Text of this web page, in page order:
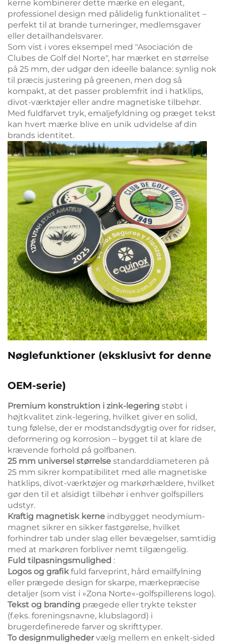
kerne kombinerer dette mærke en elegant,
professionel design med pålidelig funktionalitet –
perfekt til at brande turneringer, medlemsgaver
eller detailhandelsvarer.
Som vist i vores eksempel med "Asociación de
Clubes de Golf del Norte", har mærket en størrelse
på 25 mm, der udgør den ideelle balance: synlig nok
til præcis justering på greenen, men dog så
kompakt, at det passer problemfrit ind i hatklips,
divot-værktøjer eller andre magnetiske tilbehør.
Med fuldfarvet tryk, emaljefyldning og præget tekst
kan hvert mærke blive en unik udvidelse af din
brands identitet.
Nøglefunktioner (eksklusivt for denne
OEM-serie)
Premium konstruktion i zink-legering støbt i
højtkvalitet zink-legering, hvilket giver en solid,
tung følelse, der er modstandsdygtig over for ridser,
deformering og korrosion – bygget til at klare de
krævende forhold på golfbanen.
25 mm universel størrelse standarddiameteren på
25 mm sikrer kompatibilitet med alle magnetiske
hatklips, divot-værktøjer og markørhældere, hvilket
gør den til et alsidigt tilbehør i enhver golfspillers
udstyr.
Kraftig magnetisk kerne indbygget neodymium-
magnet sikrer en sikker fastgørelse, hvilket
forhindrer tab under slag eller bevægelser, samtidig
med at markøren forbliver nemt tilgængelig.
Fuld tilpasningsmulighed :
Logos og grafik fuld farveprint, hård emailfylning
eller prægede design for skarpe, mærkepræcise
detaljer (som vist i »Zona Norte«-golfspillerens logo).
Tekst og branding prægede eller trykte tekster
(f.eks. foreningsnavne, klubslagord) i
brugerdefinerede farver og skrifttyper.
To designmulighedervælg mellem en enkelt-sided